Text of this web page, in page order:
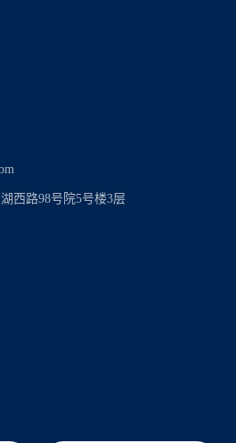
西路98号院5号楼3层